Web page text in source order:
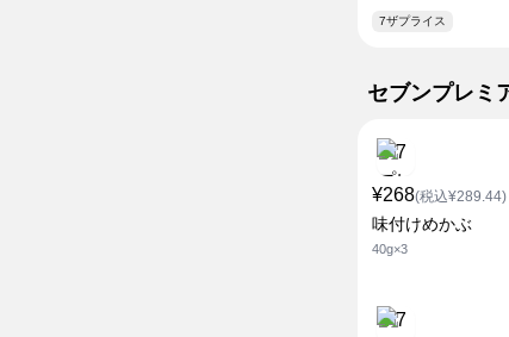
7ザプライス
セブンプレミ
¥268(税込¥289.44)
味付けめかぶ
40g×3